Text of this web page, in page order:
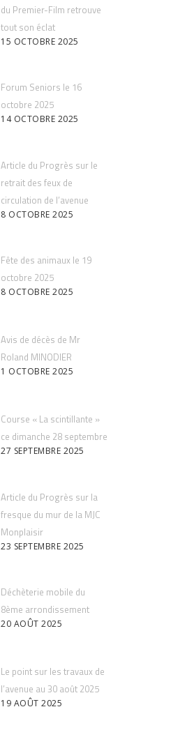
du Premier-Film retrouve
tout son éclat
15 OCTOBRE 2025
Forum Seniors le 16
octobre 2025
14 OCTOBRE 2025
Article du Progrès sur le
retrait des feux de
circulation de l’avenue
8 OCTOBRE 2025
Fête des animaux le 19
octobre 2025
8 OCTOBRE 2025
Avis de décès de Mr
Roland MINODIER
1 OCTOBRE 2025
Course « La scintillante »
ce dimanche 28 septembre
27 SEPTEMBRE 2025
Article du Progrès sur la
fresque du mur de la MJC
Monplaisir
23 SEPTEMBRE 2025
Déchèterie mobile du
8ème arrondissement
20 AOÛT 2025
Le point sur les travaux de
l’avenue au 30 août 2025
19 AOÛT 2025